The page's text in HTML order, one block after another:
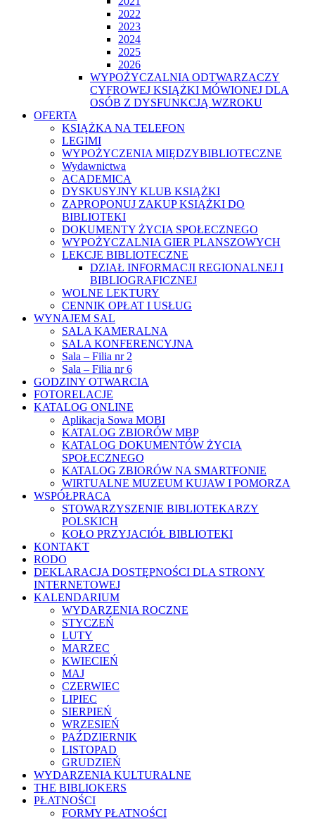
2022
2023
2024
2025
2026
WYPOŻYCZALNIA ODTWARZACZY
CYFROWEJ KSIĄŻKI MÓWIONEJ DLA
OSÓB Z DYSFUNKCJĄ WZROKU
OFERTA
KSIĄŻKA NA TELEFON
LEGIMI
WYPOŻYCZENIA MIĘDZYBIBLIOTECZNE
Wydawnictwa
ACADEMICA
DYSKUSYJNY KLUB KSIĄŻKI
ZAPROPONUJ ZAKUP KSIĄŻKI DO
BIBLIOTEKI
DOKUMENTY ŻYCIA SPOŁECZNEGO
WYPOŻYCZALNIA GIER PLANSZOWYCH
LEKCJE BIBLIOTECZNE
DZIAŁ INFORMACJI REGIONALNEJ I
BIBLIOGRAFICZNEJ
WOLNE LEKTURY
CENNIK OPŁAT I USŁUG
WYNAJEM SAL
SALA KAMERALNA
SALA KONFERENCYJNA
Sala – Filia nr 2
Sala – Filia nr 6
GODZINY OTWARCIA
FOTORELACJE
KATALOG ONLINE
Aplikacja Sowa MOBI
KATALOG ZBIORÓW MBP
KATALOG DOKUMENTÓW ŻYCIA
SPOŁECZNEGO
KATALOG ZBIORÓW NA SMARTFONIE
WIRTUALNE MUZEUM KUJAW I POMORZA
WSPÓŁPRACA
STOWARZYSZENIE BIBLIOTEKARZY
POLSKICH
KOŁO PRZYJACIÓŁ BIBLIOTEKI
KONTAKT
RODO
DEKLARACJA DOSTĘPNOŚCI DLA STRONY
INTERNETOWEJ
KALENDARIUM
WYDARZENIA ROCZNE
STYCZEŃ
LUTY
MARZEC
KWIECIEŃ
MAJ
CZERWIEC
LIPIEC
SIERPIEŃ
WRZESIEŃ
PAŹDZIERNIK
LISTOPAD
GRUDZIEŃ
WYDARZENIA KULTURALNE
THE BIBLIOKERS
PŁATNOŚCI
FORMY PŁATNOŚCI